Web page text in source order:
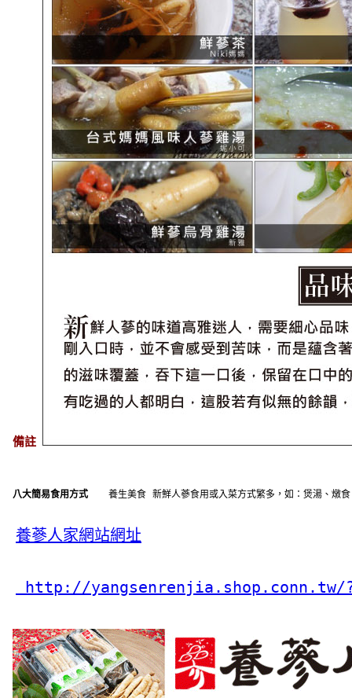
備註
八大簡易食用方式 養生美食 新鮮人蔘食用或入菜方式繁多，如：煲湯、燉
養蔘人家網站網址
http://yangsenrenjia.shop.conn.tw/